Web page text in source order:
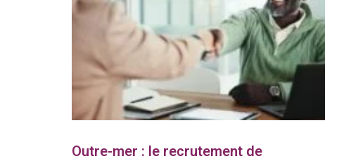
Outre-mer : le recrutement de